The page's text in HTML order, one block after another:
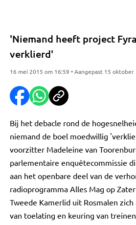
'Niemand heeft project
verklierd'
16 mei 2015 om 16:59 • Aangepast 15
Bij het debacle rond de
niemand de boel moedwillig
voorzitter Madeleine van
parlementaire enquêtecommissie
aan het openbare deel van de
radioprogramma Alles Mag op
Tweede Kamerlid uit Rosmalen
van toelating en keuring van